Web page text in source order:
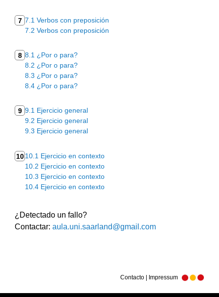
7 7.1 Verbos con preposición
7.2 Verbos con preposición
8 8.1 ¿Por o para?
8.2 ¿Por o para?
8.3 ¿Por o para?
8.4 ¿Por o para?
9 9.1 Ejercicio general
9.2 Ejercicio general
9.3 Ejercicio general
10 10.1 Ejercicio en contexto
10.2 Ejercicio en contexto
10.3 Ejercicio en contexto
10.4 Ejercicio en contexto
¿Detectado un fallo?
Contactar: aula.uni.saarland@gmail.com
Contacto | Impressum